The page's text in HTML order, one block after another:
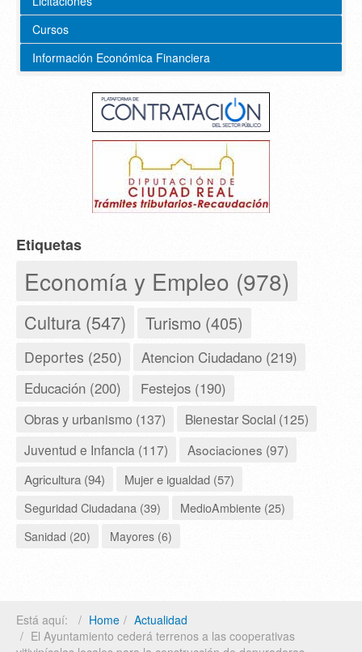
Cursos
Información Económica Financiera
Etiquetas
Economía y Empleo (978)
Cultura (547) Turismo (405)
Deportes (250) Atencion Ciudadano (219)
Educación (200) Festejos (190)
Obras y urbanismo (137)
Bienestar Social (125)
Juventud e Infancia (117)
Asociaciones (97)
Agricultura (94)
Mujer e igualdad (57)
Seguridad Ciudadana (39)
MedioAmbiente (25)
Sanidad (20)
Mayores (6)
Está aquí: Home
Actualidad
El Ayuntamiento cederá terrenos a las cooperativas